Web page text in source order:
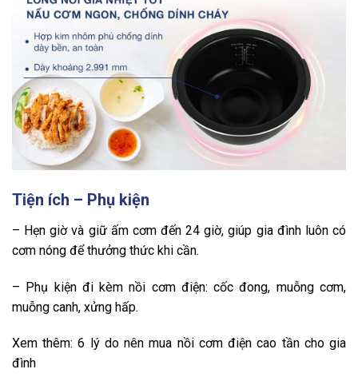
Tiện ích – Phụ kiện
– Hẹn giờ và giữ ấm cơm đến 24 giờ, giúp gia đình luôn có
cơm nóng để thưởng thức khi cần.
– Phụ kiện đi kèm nồi cơm điện: cốc đong, muỗng cơm,
muỗng canh, xửng hấp.
Xem thêm: 6 lý do nên mua nồi cơm điện cao tần cho gia
đình